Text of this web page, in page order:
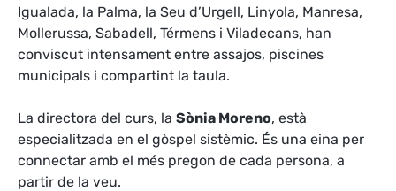
Igualada, la Palma, la Seu d’Urgell, Linyola, Manresa,
Mollerussa, Sabadell, Térmens i Viladecans, han
conviscut intensament entre assajos, piscines
municipals i compartint la taula.
La directora del curs, la Sònia Moreno, està
especialitzada en el gòspel sistèmic. És una eina per
connectar amb el més pregon de cada persona, a
partir de la veu.